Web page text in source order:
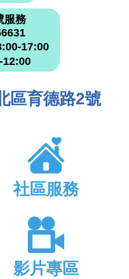
服務
17:00
12:00
區育德路2號
社區服務
影片專區